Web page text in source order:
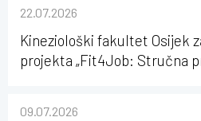
22.07.2026
Kineziološki fakultet Osijek
projekta „Fit4Job: Stručna
09.07.2026